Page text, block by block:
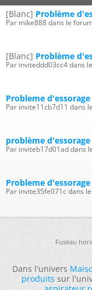
[Blanc] Problème
Par mike888 dans le
[Blanc] Problème
Par inviteddd03cc4 dans
Probleme
Par invite11cb7d11 dans
problème
Par inviteb17d01ad dans
Probleme
Par invite35fe071c dans
Fuseau
Dans l'univers
produitssur